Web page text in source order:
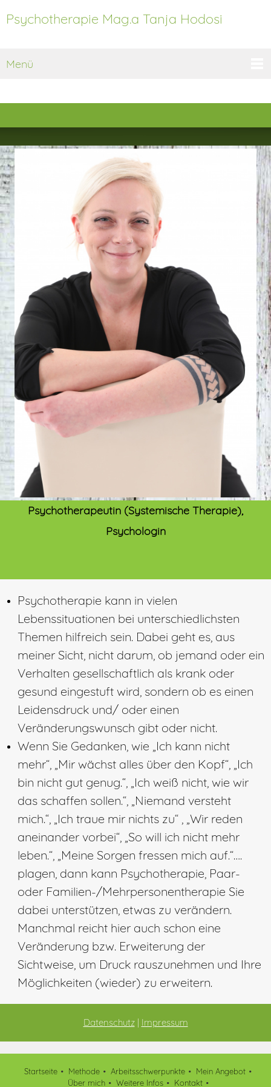
Psychotherapie Mag.a Tanja Hodosi
Menü
Psychotherapeutin (Systemische Therapie),
Psychologin
Psychotherapie kann in vielen
Lebenssituationen bei unterschiedlichsten
Themen hilfreich sein. Dabei geht es, aus
meiner Sicht, nicht darum, ob jemand oder ein
Verhalten gesellschaftlich als krank oder
gesund eingestuft wird, sondern ob es einen
Leidensdruck und/ oder einen
Veränderungswunsch gibt oder nicht.
Wenn Sie Gedanken, wie „Ich kann nicht
mehr“, „Mir wächst alles über den Kopf“, „Ich
bin nicht gut genug.“, „Ich weiß nicht, wie wir
das schaffen sollen.“, „Niemand versteht
mich.“, „Ich traue mir nichts zu“ , „Wir reden
aneinander vorbei“, „So will ich nicht mehr
leben.“, „Meine Sorgen fressen mich auf.“….
plagen, dann kann Psychotherapie, Paar-
oder Familien-/Mehrpersonentherapie Sie
dabei unterstützen, etwas zu verändern.
Manchmal reicht hier auch schon eine
Veränderung bzw. Erweiterung der
Sichtweise, um Druck rauszunehmen und Ihre
Möglichkeiten (wieder) zu erweitern.
Datenschutz| Impressum
Startseite Methode Arbeitsschwerpunkte
Mein Angebot
Über mich
Weitere Infos Kontakt